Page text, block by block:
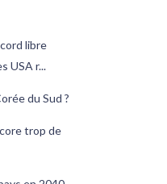
libre
USA r...
du Sud ?
trop de